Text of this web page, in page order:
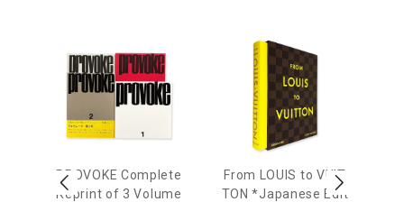
PROVOKE Complete
Reprint of 3 Volume
From LOUIS to VUIT
TON *Japanese Edit